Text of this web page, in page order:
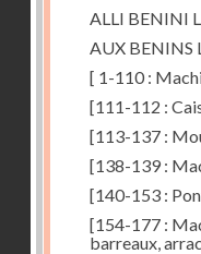
ALLI BENINI
AUX BENINS
[ 1-110 :
[111-112 :
[113-137 :
[138-139 :
[140-153 :
[154-177 :
barreaux,